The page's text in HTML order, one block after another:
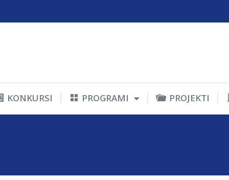
KONKURSI PROGRAMI PROJEKTI